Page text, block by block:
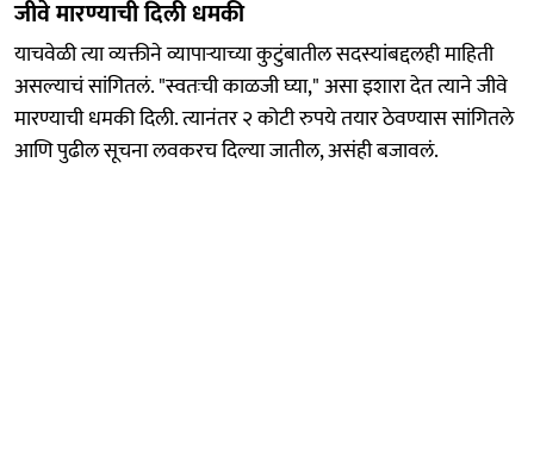
जीवे मारण्याची दिली धमकी
याचवेळी त्या व्यक्तीने व्यापाऱ्याच्या कुटुंबातील सदस्यांबद्दलही माहिती
असल्याचं सांगितलं. "स्वतःची काळजी घ्या," असा इशारा देत त्याने जीवे
मारण्याची धमकी दिली. त्यानंतर २ कोटी रुपये तयार ठेवण्यास सांगितले
आणि पुढील सूचना लवकरच दिल्या जातील, असंही बजावलं.